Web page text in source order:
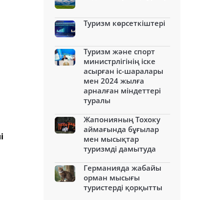
Туризм көрсеткіштері
Туризм және спорт
министрлігінің іске
асырған іс-шаралары
мен 2024 жылға
арналған міндеттері
туралы
Жапонияның Тохоку
аймағында бұғылар
мен мысықтар
туризмді дамытуда
Германияда жабайы
орман мысығы
туристерді қорқытты